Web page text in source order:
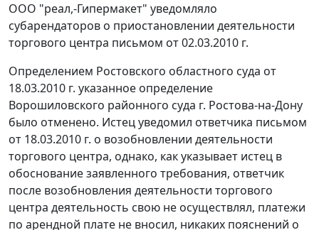
ООО "реал,-Гипермакет" уведомляло
субарендаторов о приостановлении деятельности
торгового центра письмом от 02.03.2010 г.
Определением Ростовского областного суда от
18.03.2010 г. указанное определение
Ворошиловского районного суда г. Ростова-на-Дону
было отменено. Истец уведомил ответчика письмом
от 18.03.2010 г. о возобновлении деятельности
торгового центра, однако, как указывает истец в
обоснование заявленного требования, ответчик
после возобновления деятельности торгового
центра деятельность свою не осуществлял, платежи
по арендной плате не вносил, никаких пояснений о